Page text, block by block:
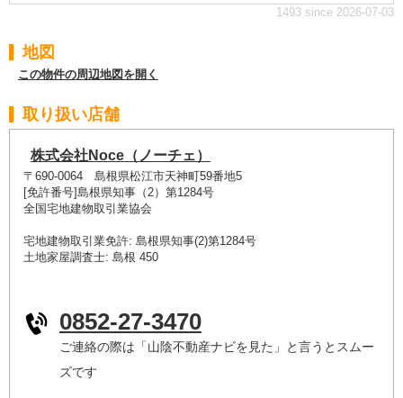
1493 since 2026-07-03
地図
この物件の周辺地図を開く
取り扱い店舗
株式会社Noce（ノーチェ）
〒690-0064 島根県松江市天神町59番地5
[免許番号]島根県知事（2）第1284号
全国宅地建物取引業協会
宅地建物取引業免許: 島根県知事(2)第1284号
土地家屋調査士: 島根 450
0852-27-3470
ご連絡の際は「山陰不動産ナビを見た」と言うとスムー
ズです